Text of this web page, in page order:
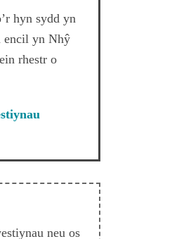
hyn sydd yn
encil yn Nhŷ
rhestr o
neu os